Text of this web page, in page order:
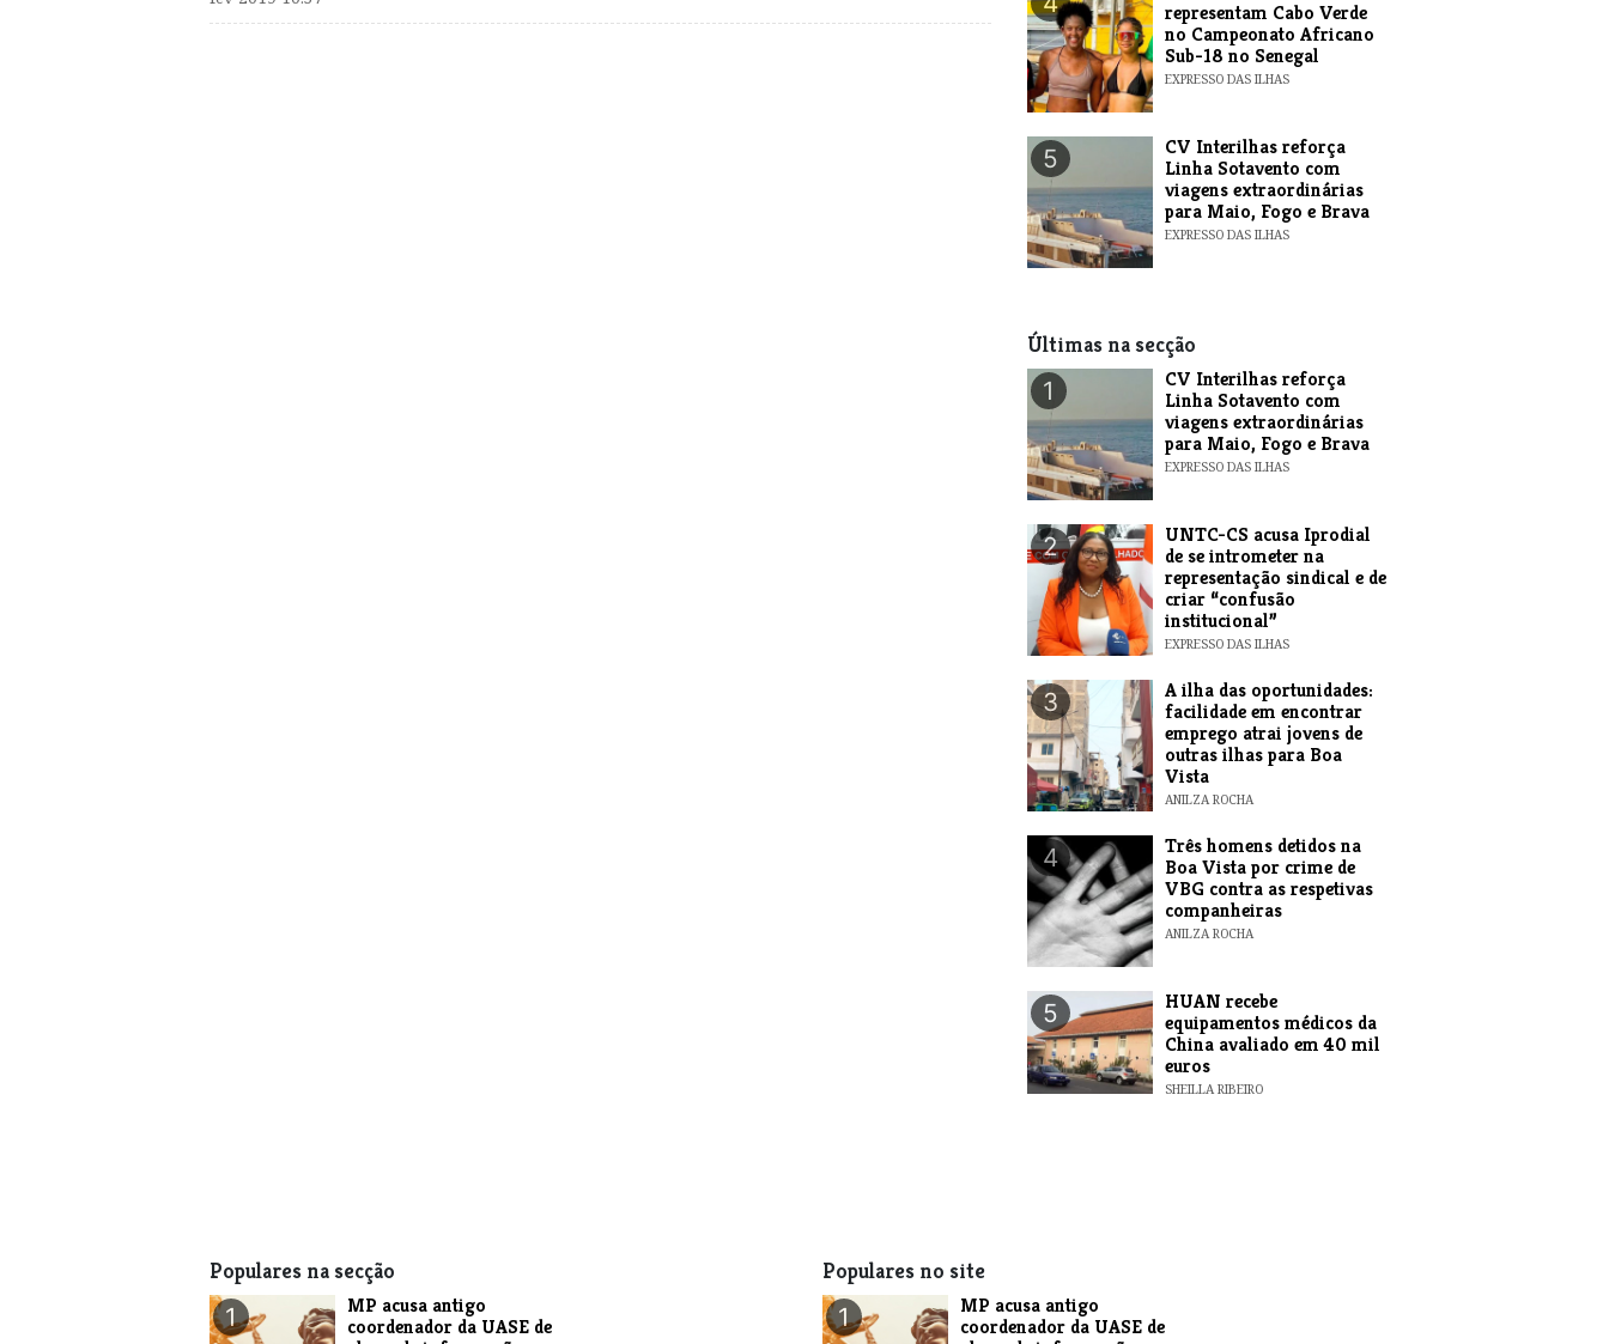
representam Cabo Verde
no Campeonato Africano
Sub-18 no Senegal
EXPRESSO DAS ILHAS
5
​CV Interilhas reforça
Linha Sotavento com
viagens extraordinárias
para Maio, Fogo e Brava
EXPRESSO DAS ILHAS
Últimas na secção
1
​CV Interilhas reforça
Linha Sotavento com
viagens extraordinárias
para Maio, Fogo e Brava
EXPRESSO DAS ILHAS
2
UNTC-CS acusa Iprodial
de se intrometer na
representação sindical e de
criar “confusão
institucional”
EXPRESSO DAS ILHAS
3
A ilha das oportunidades:
facilidade em encontrar
emprego atrai jovens de
outras ilhas para Boa
Vista
ANILZA ROCHA
4
Três homens detidos na
Boa Vista por crime de
VBG contra as respetivas
companheiras
ANILZA ROCHA
5
HUAN recebe
equipamentos médicos da
China avaliado em 40 mil
euros
SHEILLA RIBEIRO
Populares na secção
1
MP acusa antigo
coordenador da UASE de
Populares no site
1
MP acusa antigo
coordenador da UASE de